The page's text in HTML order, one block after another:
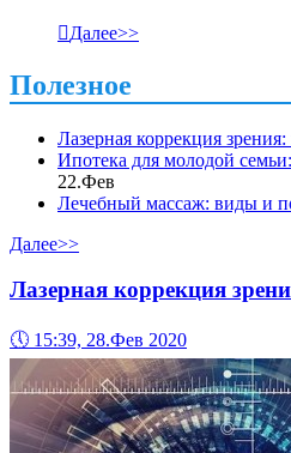
Далее>>
Полезное
Лазерная коррекция зрения:
Ипотека для молодой
22.Фев
Лечебный массаж: виды и
Далее>>
Лазерная коррекция
🕔 15:39, 28.Фев 2020